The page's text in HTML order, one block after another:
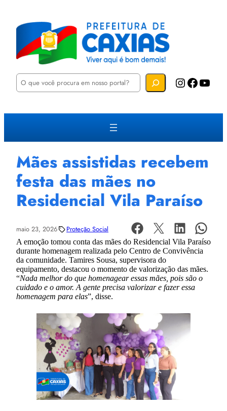
P
u
a
Instagram Facebook YouTube
Mães assistidas recebem
festa das mães no
Residencial Vila Paraíso
maio 23, 2026 Proteção Social
A emoção tomou conta das mães do Residencial Vila Paraíso
durante homenagem realizada pelo Centro de Convivência
da comunidade. Tamires Sousa, supervisora do
equipamento, destacou o momento de valorização das mães.
“Nada melhor do que homenagear essas mães, pois são o
cuidado e o amor. A gente precisa valorizar e fazer essa
homenagem para elas”, disse.